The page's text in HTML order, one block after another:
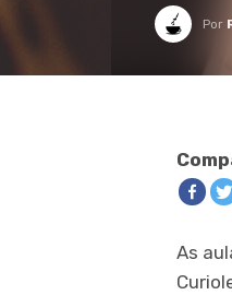
Por
As